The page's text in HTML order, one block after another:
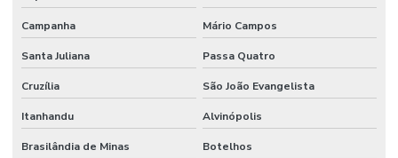
Revestimento Epóxi 1 A 4mm Para Indústria
Revestimento Epóxi Alta Resistência Minas Gerais
Revestimento Epóxi De Alto Desempenho
Revestimento Epóxi Em São Paulo
Campanha Mário Campos
Santa Juliana Passa Quatro
Cruzília São João Evangelista
Itanhandu Alvinópolis
Brasilândia de Minas Botelhos